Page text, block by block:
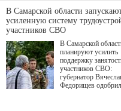
В Самарской области
усиленную систему
участников СВО
В Самарской
планируют усилить
поддержку
участников СВО:
губернатор
Федорищев